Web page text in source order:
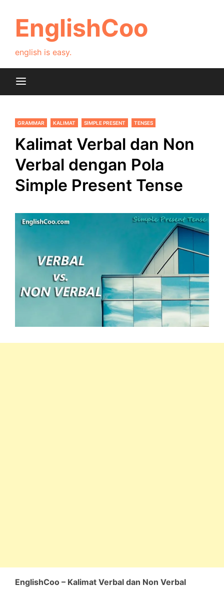
contentEnglishCoo
english is easy.
GRAMMAR KALIMAT SIMPLE PRESENT TENSES
Kalimat Verbal dan Non
Verbal dengan Pola
Simple Present Tense
EnglishCoo – Kalimat Verbal dan Non Verbal